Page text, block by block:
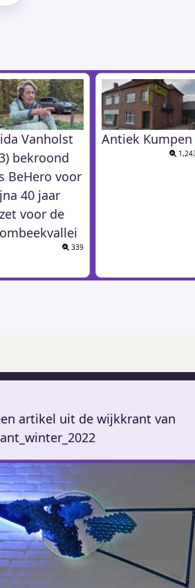
Vanholst
bekroond
BeHero voor
40 jaar
voor de
339
Antiek Kumpen
artikel uit de wijkkrant van